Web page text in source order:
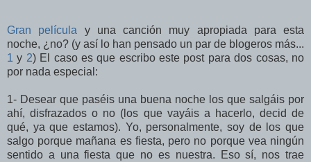
Gran película y una canción muy apropiada para esta
noche, ¿no? (y así lo han pensado un par de blogeros más...
1 y 2) El caso es que escribo este post para dos cosas, no
por nada especial:
1- Desear que paséis una buena noche los que salgáis por
ahí, disfrazados o no (los que vayáis a hacerlo, decid de
qué, ya que estamos). Yo, personalmente, soy de los que
salgo porque mañana es fiesta, pero no porque vea ningún
sentido a una fiesta que no es nuestra. Eso sí, nos trae